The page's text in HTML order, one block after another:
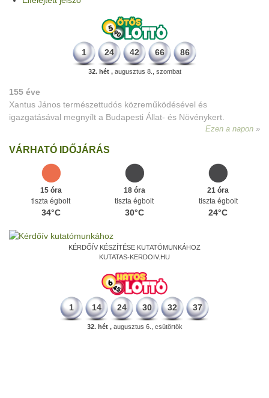
1 24 42 66 86
32. hét ,augusztus 8., szombat
155 éve
Xantus János természettudós közreműködésével és
igazgatásával megnyílt a Budapesti Állat- és Növénykert.
Ezen a napon
VÁRHATÓ IDŐJÁRÁS
15 óra
tiszta égbolt
34°C
18 óra
tiszta égbolt
30°C
21 óra
tiszta égbolt
24°C
KÉRDŐÍV KÉSZÍTÉSE KUTATÓMUNKÁHOZ
KUTATAS-KERDOIV.HU
1 14 24 30 32 37
32. hét ,augusztus 6., csütörtök